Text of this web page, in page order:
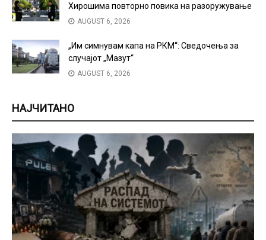
Хирошима повторно повика на разоружување
AUGUST 6, 2026
„Им симнувам капа на РКМ“: Сведочења за
случајот „Мазут“
AUGUST 6, 2026
НАЈЧИТАНО